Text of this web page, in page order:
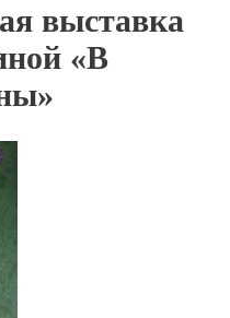
выставка
«В